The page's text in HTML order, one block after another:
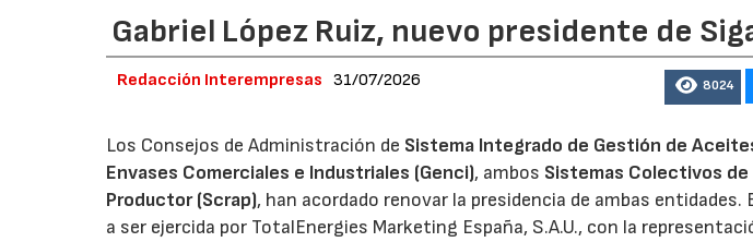
Gabriel López Ruiz, nuevo presidente de
Redacción Interempresas 31/07/2026 8024
Los Consejos de Administración de Sistema Integrado de Gestión de
Envases Comerciales e Industriales (Genci), ambos Sistemas Colectivos de
Productor (Scrap), han acordado renovar la presidencia de ambas entidades.
a ser ejercida por TotalEnergies Marketing España, S.A.U., con la